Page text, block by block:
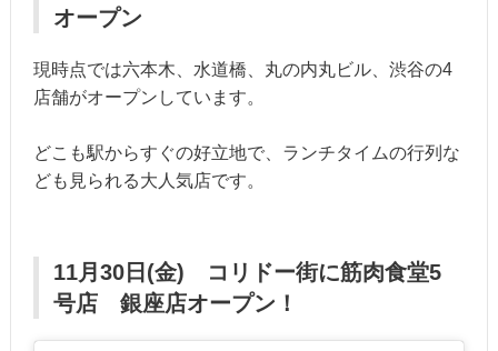
オープン
現時点では六本木、水道橋、丸の内丸ビル、渋谷の4
店舗がオープンしています。
どこも駅からすぐの好立地で、ランチタイムの行列な
ども見られる大人気店です。
11月30日(金) コリドー街に筋肉食堂5
号店 銀座店オープン！